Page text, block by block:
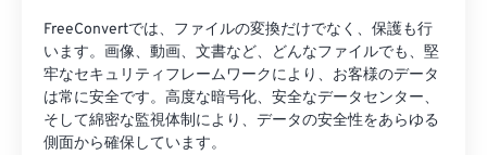
FreeConvertでは、ファイルの変換だけでなく、保護も行
います。画像、動画、文書など、どんなファイルでも、堅
牢なセキュリティフレームワークにより、お客様のデータ
は常に安全です。高度な暗号化、安全なデータセンター、
そして綿密な監視体制により、データの安全性をあらゆる
側面から確保しています。